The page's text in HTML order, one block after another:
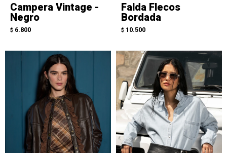
Campera Vintage -
Negro
$ 6.800
Falda Flecos
Bordada
$ 10.500